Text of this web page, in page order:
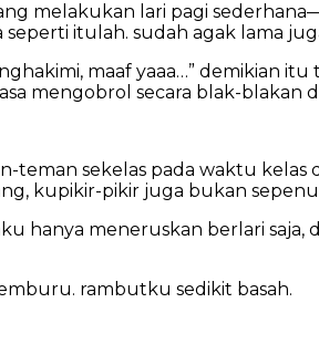
melakukan lari pagi
itulah. sudah agak lama
maaf yaaa…” demikian
mengobrol secara blak-blakan
sekelas pada waktu kelas
kupikir-pikir juga bukan
hanya meneruskan berlari
rambutku sedikit basah.